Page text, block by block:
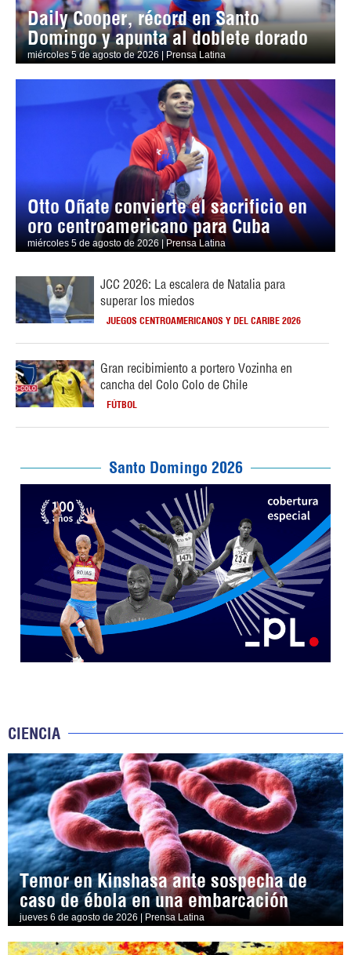
Daily Cooper, récord en Santo
Domingo y apunta al doblete dorado
miércoles 5 de agosto de 2026 | Prensa Latina
Otto Oñate convierte el sacrificio en
oro centroamericano para Cuba
miércoles 5 de agosto de 2026 | Prensa Latina
JCC 2026: La escalera de Natalia para
superar los miedos
JUEGOS CENTROAMERICANOS Y DEL CARIBE 2026
Gran recibimiento a portero Vozinha en
cancha del Colo Colo de Chile
FÚTBOL
Santo Domingo 2026
CIENCIA
Temor en Kinshasa ante sospecha de
caso de ébola en una embarcación
jueves 6 de agosto de 2026 | Prensa Latina